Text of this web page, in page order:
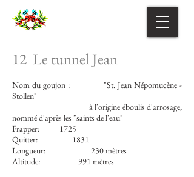
12 Le tunnel Jean
Nom du goujon :
"St. Jean Népomucène -
Stollen"
à l'origine éboulis d'arrosage,
nommé d'après les "saints de l'eau"
Frapper:
1725
Quitter:
1831
Longueur:
230 mètres
Altitude:
991 mètres